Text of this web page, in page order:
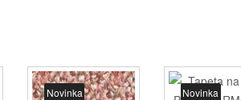
Novinka Novinka